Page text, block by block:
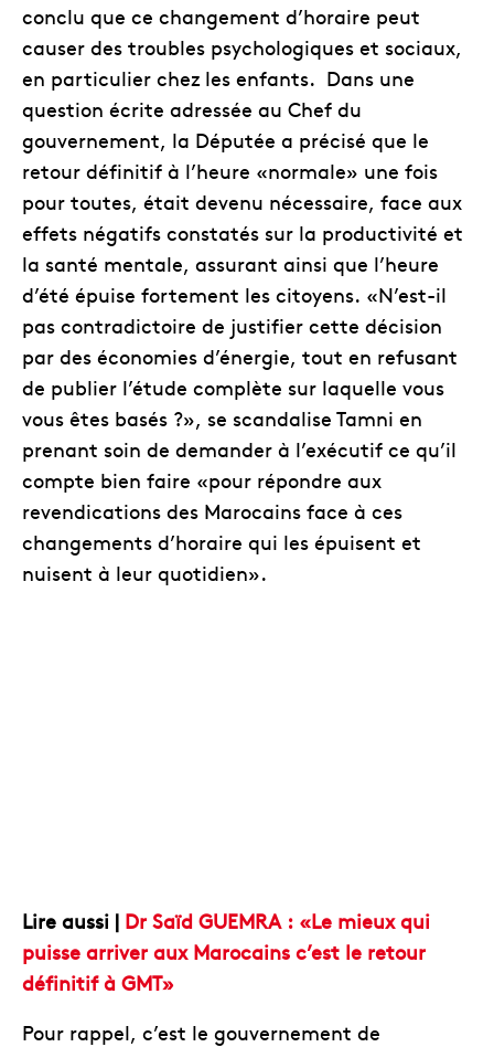
conclu que ce changement d’horaire peut
causer des troubles psychologiques et sociaux,
en particulier chez les enfants. Dans une
question écrite adressée au Chef du
gouvernement, la Députée a précisé que le
retour définitif à l’heure «normale» une fois
pour toutes, était devenu nécessaire, face aux
effets négatifs constatés sur la productivité et
la santé mentale, assurant ainsi que l’heure
d’été épuise fortement les citoyens. «N’est-il
pas contradictoire de justifier cette décision
par des économies d’énergie, tout en refusant
de publier l’étude complète sur laquelle vous
vous êtes basés ?», se scandalise Tamni en
prenant soin de demander à l’exécutif ce qu’il
compte bien faire «pour répondre aux
revendications des Marocains face à ces
changements d’horaire qui les épuisent et
nuisent à leur quotidien».
Lire aussi | Dr Saïd GUEMRA : «Le mieux qui
puisse arriver aux Marocains c’est le retour
définitif à GMT»
Pour rappel, c’est le gouvernement de